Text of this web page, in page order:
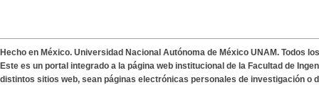
Hecho en México. Universidad Nacional Autónoma de México UNAM. Todos
Este es un portal integrado a la página web institucional de la Facultad de
distintos sitios web, sean páginas electrónicas personales de investigación o